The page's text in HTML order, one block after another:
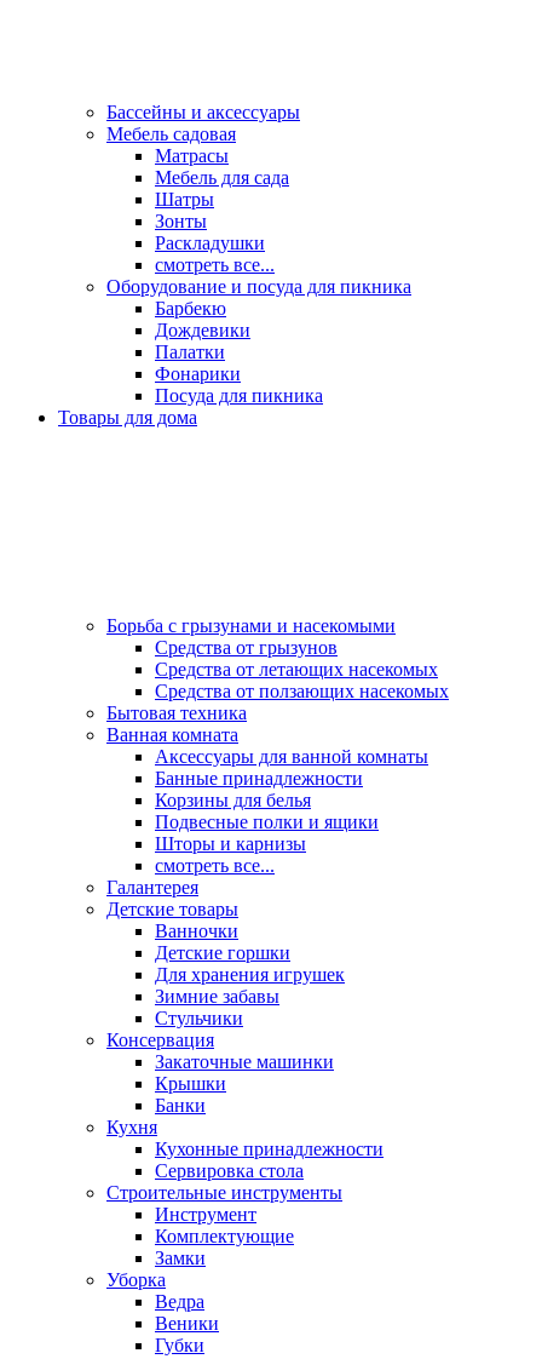
Бассейны и аксессуары
Мебель садовая
Матрасы
Мебель для сада
Шатры
Зонты
Раскладушки
смотреть все...
Оборудование и посуда для пикника
Барбекю
Дождевики
Палатки
Фонарики
Посуда для пикника
Товары для дома
Борьба с грызунами и насекомыми
Средства от грызунов
Средства от летающих насекомых
Средства от ползающих насекомых
Бытовая техника
Ванная комната
Аксессуары для ванной комнаты
Банные принадлежности
Корзины для белья
Подвесные полки и ящики
Шторы и карнизы
смотреть все...
Галантерея
Детские товары
Ванночки
Детские горшки
Для хранения игрушек
Зимние забавы
Стульчики
Консервация
Закаточные машинки
Крышки
Банки
Кухня
Кухонные принадлежности
Сервировка стола
Строительные инструменты
Инструмент
Комплектующие
Замки
Уборка
Ведра
Веники
Губки